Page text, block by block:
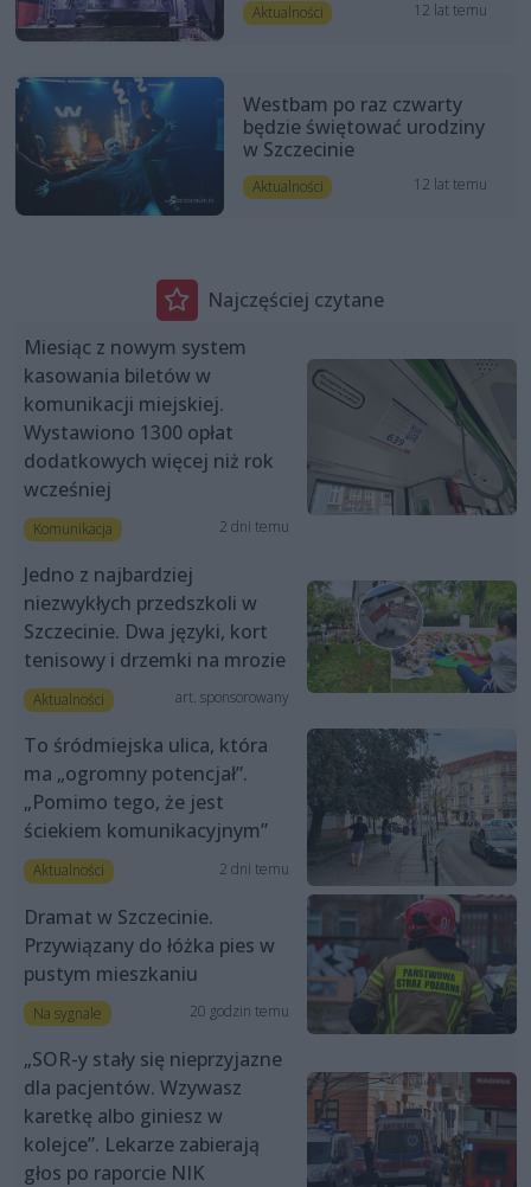
Aktualności 12 lat temu
Westbam po raz czwarty
będzie świętować urodziny
w Szczecinie
Aktualności 12 lat temu
Najczęściej czytane
Miesiąc z nowym system
kasowania biletów w
komunikacji miejskiej.
Wystawiono 1300 opłat
dodatkowych więcej niż rok
wcześniej
Komunikacja 2 dni temu
Jedno z najbardziej
niezwykłych przedszkoli w
Szczecinie. Dwa języki, kort
tenisowy i drzemki na mrozie
Aktualności art. sponsorowany
To śródmiejska ulica, która
ma „ogromny potencjał”.
„Pomimo tego, że jest
ściekiem komunikacyjnym”
Aktualności 2 dni temu
Dramat w Szczecinie.
Przywiązany do łóżka pies w
pustym mieszkaniu
Na sygnale 20 godzin temu
„SOR-y stały się nieprzyjazne
dla pacjentów. Wzywasz
karetkę albo giniesz w
kolejce”. Lekarze zabierają
głos po raporcie NIK